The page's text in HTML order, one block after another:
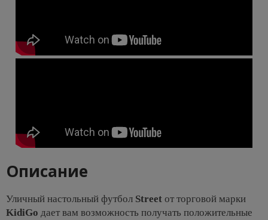
Описание
Уличный настольный футбол Street от торговой марки
KidiGo дает вам возможность получать положительные